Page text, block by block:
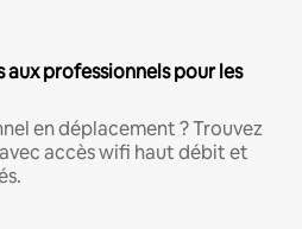
professionnels pour les
en déplacement ? Trouvez
accès wifi haut débit et